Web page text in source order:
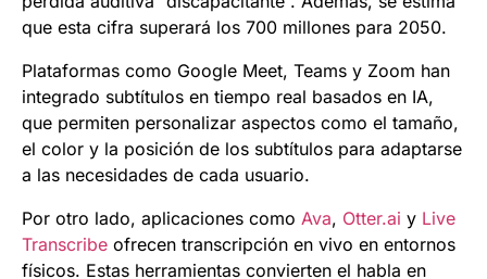
que esta cifra superará los 700 millones para 2050.
Plataformas como Google Meet, Teams y Zoom han
integrado subtítulos en tiempo real basados en IA,
que permiten personalizar aspectos como el tamaño,
el color y la posición de los subtítulos para adaptarse
a las necesidades de cada usuario.
Por otro lado, aplicaciones como Ava, Otter.ai y Live
Transcribe ofrecen transcripción en vivo en entornos
físicos. Estas herramientas convierten el habla en